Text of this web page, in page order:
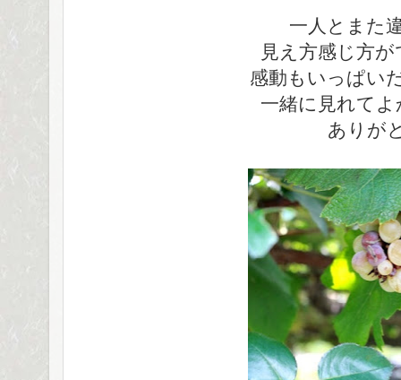
一人とまた
見え方感じ方
感動もいっぱい
一緒に見れて
ありが